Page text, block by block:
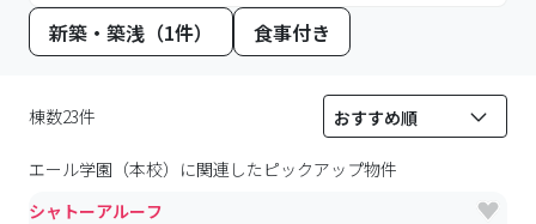
新築・築浅（1件） 食事付き
棟数23件
エール学園（本校） に関連したピックアップ物件
シャトーアルーフ